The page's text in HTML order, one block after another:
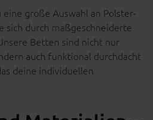
große Auswahl an Polster-
sich durch maßgeschneiderte
Betten sind nicht nur
auch funktional durchdacht
deine individuellen